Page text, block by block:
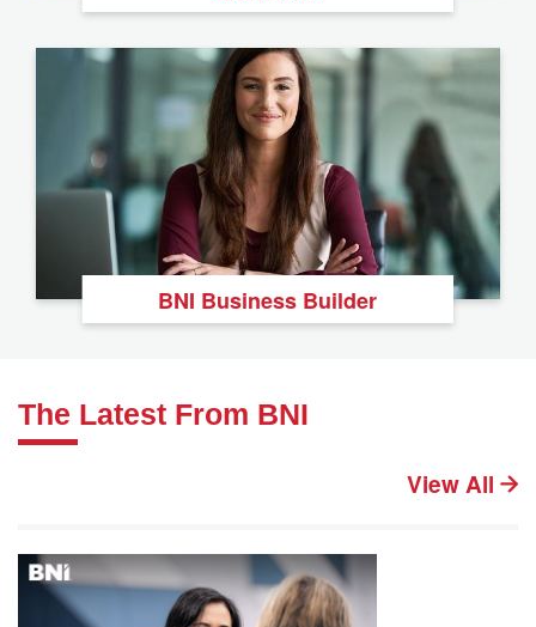
BNI Business Builder
The Latest From BNI
View All